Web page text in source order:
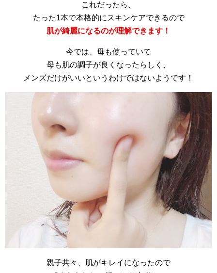
これだったら、
たった1本で本格的にスキンケアできるので
肌が綺麗になるのが理解できます！
今では、母も使っていて
母も肌の調子が良くなったらしく、
メンズだけがいいというわけではないようです！
親子共々、肌がキレイになったので